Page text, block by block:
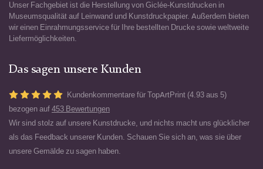
Unser Fachgebiet ist die Herstellung von Giclée-Kunstdrucken in
Museumsqualität auf Leinwand und Kunstdruckpapier. Außerdem bieten
wir einen Einrahmungsservice für Ihre bestellten Drucke sowie weltweite
Liefermöglichkeiten.
Das sagen unsere Kunden
Kundenkommentare für TopArtPrint (4.93 aus 5)
bezogen auf 453 Bewertungen
Wir sind stolz auf unsere Kunstdrucke, und nichts macht uns glücklicher
als das Feedback unserer Kunden. Schauen Sie sich an, was sie über
unsere Gemälde zu sagen haben.